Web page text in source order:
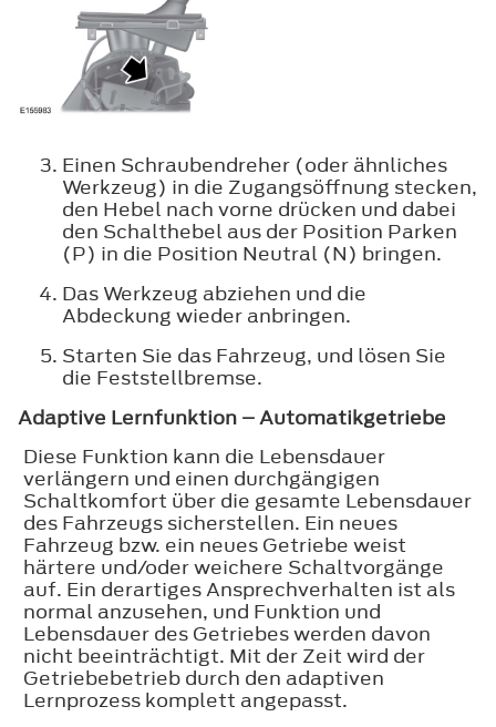
Einen Schraubendreher (oder ähnliches
Werkzeug) in die Zugangsöffnung stecken,
den Hebel nach vorne drücken und dabei
den Schalthebel aus der Position Parken
(P) in die Position Neutral (N) bringen.
Das Werkzeug abziehen und die
Abdeckung wieder anbringen.
Starten Sie das Fahrzeug, und lösen Sie
die Feststellbremse.
Adaptive Lernfunktion – Automatikgetriebe
Diese Funktion kann die Lebensdauer
verlängern und einen durchgängigen
Schaltkomfort über die gesamte Lebensdauer
des Fahrzeugs sicherstellen. Ein neues
Fahrzeug bzw. ein neues Getriebe weist
härtere und/oder weichere Schaltvorgänge
auf. Ein derartiges Ansprechverhalten ist als
normal anzusehen, und Funktion und
Lebensdauer des Getriebes werden davon
nicht beeinträchtigt. Mit der Zeit wird der
Getriebebetrieb durch den adaptiven
Lernprozess komplett angepasst.